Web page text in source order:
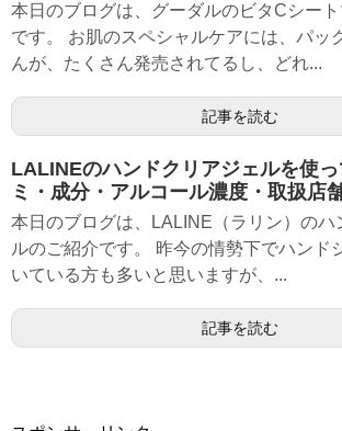
本日のブログは、グーダルのビタCシー
です。 お肌のスペシャルケアには、パッ
んが、たくさん発売されてるし、どれ...
記事を読む
LALINEのハンドクリアジェルを使
ミ・成分・アルコール濃度・取扱店舗
本日のブログは、LALINE（ラリン）のハ
ルのご紹介です。 昨今の情勢下でハンド
いている方も多いと思いますが、...
記事を読む